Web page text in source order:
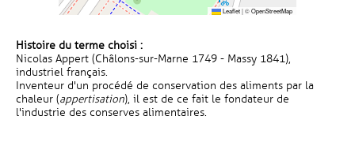
Leaflet|©OpenStreetMap
Histoire du terme choisi :
Nicolas Appert (Châlons-sur-Marne 1749 - Massy 1841),
industriel français.
Inventeur d'un procédé de conservation des aliments par la
chaleur (appertisation), il est de ce fait le fondateur de
l'industrie des conserves alimentaires.